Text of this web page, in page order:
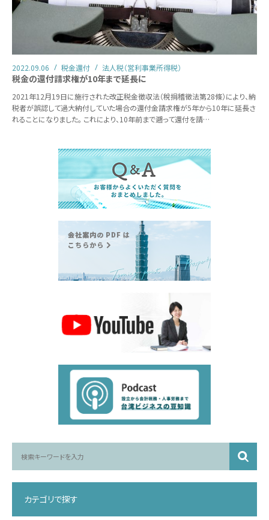
2022.09.06 税金還付 法人税（営利事業所得税）
税金の還付請求権が10年まで延長に
2021年12月19日に施行された改正税金徴収法（稅捐稽徵法第28條）により、納
税者が誤認して過大納付していた場合の還付金請求権が5年から10年に延長さ
れることになりました。 これにより、10年前まで遡って還付を請…
カテゴリで探す